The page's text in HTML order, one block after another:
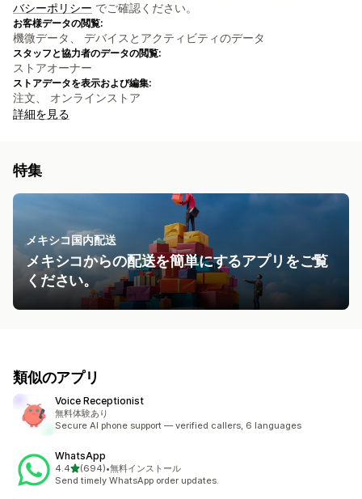
バシーポリシー でご確認ください。
お客様データの閲覧:
機微データ、 デバイスとアクティビティのデータ
スタッフと協力者のデータの閲覧:
ストアオーナー
ストアデータを表示および編集:
注文、 オンラインストア
詳細を見る
特集
メキシコ国内配送
メキシコからの配送を簡単にするアプリをご覧
ください。
類似のアプリ
Voice Receptionist
無料体験あり
Secure AI phone support — verified callers, 6 languages
WhatsApp
4.45つ星中
(694)
合計レビュー数：694件
•無料インストール
Send timely WhatsApp order updates.